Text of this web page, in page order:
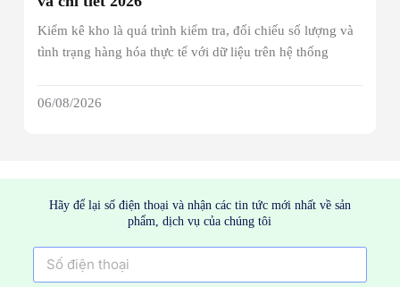
Kiểm kê kho là quá trình kiểm tra, đối chiếu số lượng và
tình trạng hàng hóa thực tế với dữ liệu trên hệ thống
06/08/2026
Hãy để lại số điện thoại và nhận các tin tức mới nhất về sản
phẩm, dịch vụ của chúng tôi